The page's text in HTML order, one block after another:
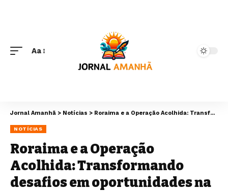
Aa
Jornal Amanhã > Notícias > Roraima e a Operação Acolhida: Transformando desafios em oportunidades na crise migratória
NOTÍCIAS
Roraima e a Operação
Acolhida: Transformando
desafios em oportunidades na